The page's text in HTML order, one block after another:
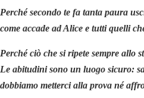
Perché secondo te fa tanta paura
come accade ad Alice e tutti quelli
Perché ciò che si ripete sempre allo
Le abitudini sono un luogo sicuro:
dobbiamo metterci alla prova né